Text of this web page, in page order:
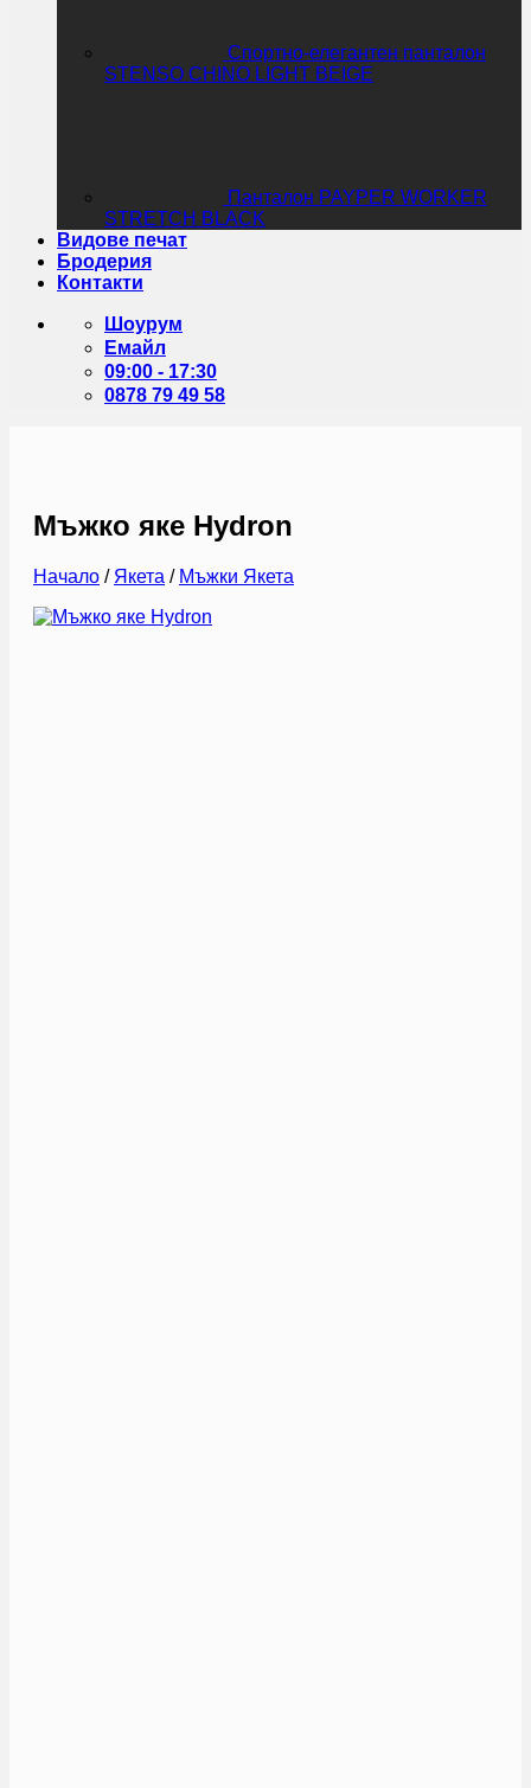
Спортно-елегантен панталон
STENSO CHINO LIGHT BEIGE
Панталон PAYPER WORKER
STRETCH BLACK
Видове печат
Бродерия
Контакти
Шоурум
Емайл
09:00 - 17:30
0878 79 49 58
Мъжко яке Hydron
Начало / Якета / Мъжки Якета